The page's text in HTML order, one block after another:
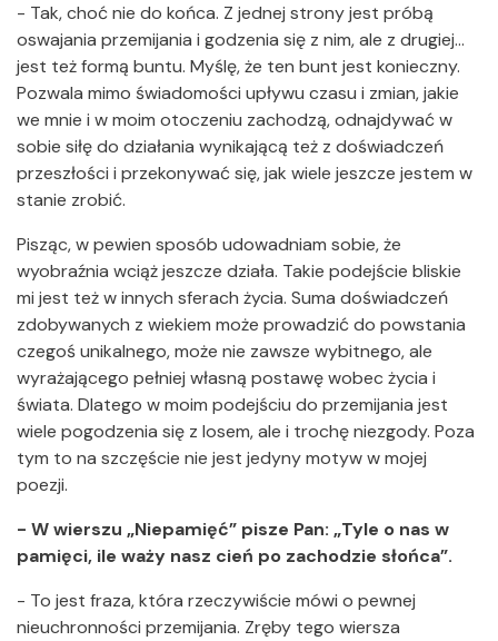
- Tak, choć nie do końca. Z jednej strony jest próbą
oswajania przemijania i godzenia się z nim, ale z drugiej…
jest też formą buntu. Myślę, że ten bunt jest konieczny.
Pozwala mimo świadomości upływu czasu i zmian, jakie
we mnie i w moim otoczeniu zachodzą, odnajdywać w
sobie siłę do działania wynikającą też z doświadczeń
przeszłości i przekonywać się, jak wiele jeszcze jestem w
stanie zrobić.
Pisząc, w pewien sposób udowadniam sobie, że
wyobraźnia wciąż jeszcze działa. Takie podejście bliskie
mi jest też w innych sferach życia. Suma doświadczeń
zdobywanych z wiekiem może prowadzić do powstania
czegoś unikalnego, może nie zawsze wybitnego, ale
wyrażającego pełniej własną postawę wobec życia i
świata. Dlatego w moim podejściu do przemijania jest
wiele pogodzenia się z losem, ale i trochę niezgody. Poza
tym to na szczęście nie jest jedyny motyw w mojej
poezji.
- W wierszu „Niepamięć” pisze Pan: „Tyle o nas w
pamięci, ile waży nasz cień po zachodzie słońca”.
- To jest fraza, która rzeczywiście mówi o pewnej
nieuchronności przemijania. Zręby tego wiersza